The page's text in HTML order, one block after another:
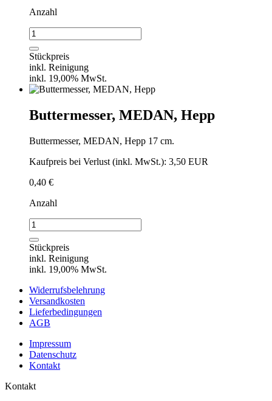
Anzahl
Vorspeisengabel,
MEDAN,
Hepp
Menge
Stückpreis
inkl. Reinigung
inkl. 19,00% MwSt.
Buttermesser, MEDAN, Hepp
Buttermesser, MEDAN, Hepp 17 cm.
Kaufpreis bei Verlust (inkl. MwSt.): 3,50 EUR
0,40 €
Anzahl
Buttermesser,
MEDAN,
Hepp
Menge
Stückpreis
inkl. Reinigung
inkl. 19,00% MwSt.
Widerrufsbelehrung
Versandkosten
Lieferbedingungen
AGB
Impressum
Datenschutz
Kontakt
Kontakt